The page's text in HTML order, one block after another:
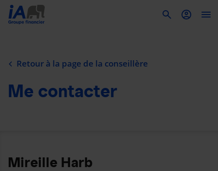
Retour à la page de la conseillère
Me contacter
Mireille Harb